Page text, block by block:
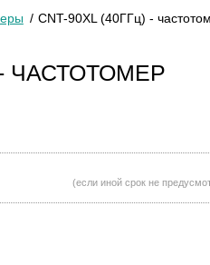
CNT-90XL (40ГГц) -
- ЧАСТОТОМЕР
(если иной срок не